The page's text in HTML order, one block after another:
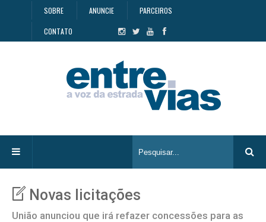
SOBRE ANUNCIE PARCEIROS
CONTATO
Novas licitações
União anunciou que irá refazer concessões para as